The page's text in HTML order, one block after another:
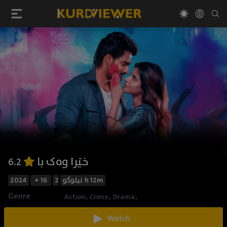
خێرا وەک با
2024 + 16 تیلوگو 2h 12m
Genre Action, Crime, Drama,
Watch